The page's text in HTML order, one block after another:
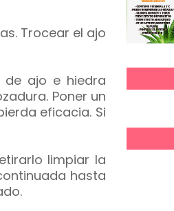
Trocear el ajo
de ajo e hiedra
Poner un
eficacia. Si
limpiar la
hasta